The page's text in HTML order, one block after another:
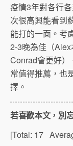
疫情3年對各行
次很高興能看到
能打的一面。考
2-3晚為佳（
Conrad會更好
常值得推薦，也
擇。
若喜歡本文，別
[Total: 17